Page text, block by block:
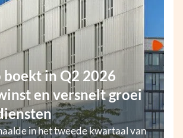
boekt in Q2 2026
en versnelt groei
in het tweede kwartaal van